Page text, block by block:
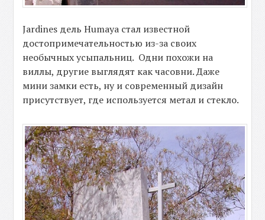
Jardines дель Humaya стал известной
достопримечательностью из-за своих
необычных усыпальниц. Одни похожи на
виллы, другие выглядят как часовни. Даже
мини замки есть, ну и современный дизайн
присутствует, где используется метал и стекло.